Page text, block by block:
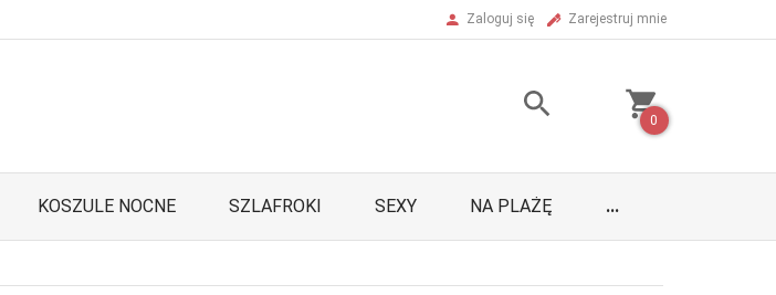
Zaloguj się Zarejestruj mnie
0
KOSZULE NOCNE SZLAFROKI SEXY NA PLAŻĘ ...